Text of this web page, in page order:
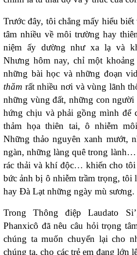
Trước đây, tôi chẳng mấy hiểu
tâm nhiều về môi trường hay
niệm ấy dường như xa lạ và
Nhưng hôm nay, chỉ một
những bài học và những đoạn
thăm rất nhiều nơi và vùng lãnh
những vùng đất, những con người
hứng chịu và phải gồng mình để
thảm họa thiên tai, ô nhiễm
Những thảo nguyên xanh mướt,
ngàn, những làng quê trong
rác thải và khí độc… khiến cho
bức ảnh bị ô nhiễm trầm trọng, tôi
hay Đà Lạt những ngày mù sương.
Trong Thông điệp Laudato
Phanxicô đã nêu câu hỏi trọng
chúng ta muốn chuyển lại cho
chúng ta, cho các trẻ em đang lớn